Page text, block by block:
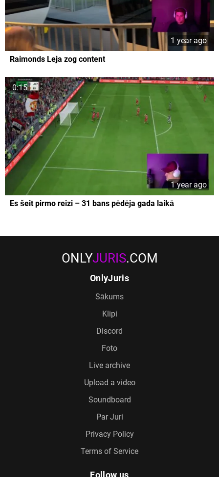
1 year ago
Raimonds Leja zog content
0:15
1 year ago
Es šeit pirmo reizi – 31 bans pēdēja gada laikā
ONLYJURIS.COM
OnlyJuris
Sākums
Klipi
Discord
Foto
Live archive
Upload a video
Soundboard
Par Juri
Privacy Policy
Terms of Service
Follow us